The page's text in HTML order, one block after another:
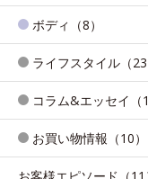
ボディ（8）
ライフスタイル（23
コラム&エッセイ（
お買い物情報（10）